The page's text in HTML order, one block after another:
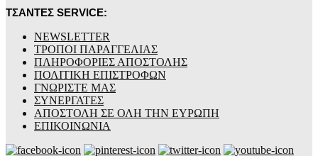
ΤΣΑΝΤΕΣ SERVICE:
NEWSLETTER
ΤΡΟΠΟΙ ΠΑΡΑΓΓΕΛΙΑΣ
ΠΛΗΡΟΦΟΡΙΕΣ ΑΠΟΣΤΟΛΗΣ
ΠΟΛΙΤΙΚΗ ΕΠΙΣΤΡΟΦΩΝ
ΓΝΩΡΙΣΤΕ ΜΑΣ
ΣΥΝΕΡΓΑΤΕΣ
ΑΠΟΣΤΟΛΗ ΣΕ ΟΛΗ ΤΗΝ ΕΥΡΩΠΗ
ΕΠΙΚΟΙΝΩΝΙΑ